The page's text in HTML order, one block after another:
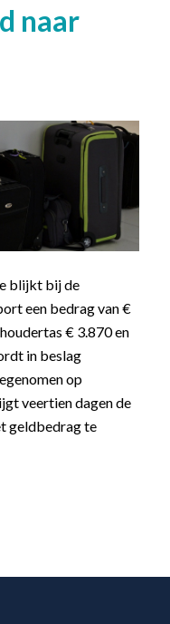
naar
blijkt bij de
een bedrag van €
€ 3.870 en
in beslag
op
veertien dagen de
geldbedrag te